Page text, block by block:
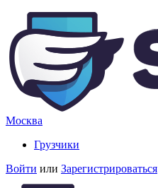
Москва
Грузчики
Войти или Зарегистрироваться